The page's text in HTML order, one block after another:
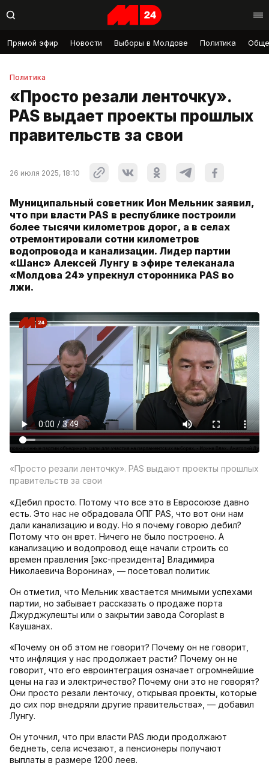
Прямой эфир Новости Выборы в Молдове Политика
Политика
«Просто резали ленточку».
PAS выдает проекты прошлых
правительств за свои
26 июля 2025, 18:10
Муниципальный советник Ион Мельник заявил,
что при власти PAS в республике построили
более тысячи километров дорог, а в селах
отремонтировали сотни километров
водопровода и канализации. Лидер партии
«Шанс» Алексей Лунгу в эфире телеканала
«Молдова 24» упрекнул сторонника PAS во
лжи.
«Просто резали ленточку». PAS выдают проекты прошлых
правительств за свои
«Дебил просто. Потому что все это в Евросоюзе давно
есть. Это нас не обрадовала ОПГ PAS, что вот они нам
дали канализацию и воду. Но я почему говорю дебил?
Потому что он врет. Ничего не было построено. А
канализацию и водопровод еще начали строить со
времен правления [экс-президента] Владимира
Николаевича Воронина», — посетовал политик.
Он отметил, что Мельник хвастается мнимыми успехами
партии, но забывает рассказать о продаже порта
Джурджулешты или о закрытии завода Coroplast в
Каушанах.
«Почему он об этом не говорит? Почему он не говорит,
что инфляция у нас продолжает расти? Почему он не
говорит, что его евроинтеграция означает огромнейшие
цены на газ и электричество? Почему они это не говорят?
Они просто резали ленточку, открывая проекты, которые
до сих пор внедряли другие правительства», — добавил
Лунгу.
Он уточнил, что при власти PAS люди продолжают
беднеть, села исчезают, а пенсионеры получают
выплаты в размере 1200 леев.